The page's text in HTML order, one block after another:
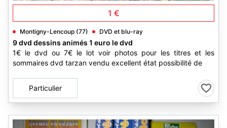
1 €
Montigny-Lencoup (77) DVD et blu-ray
9 dvd dessins animés 1 euro le dvd
1€ le dvd ou 7€ le lot voir photos pour les titres et les
sommaires dvd tarzan vendu excellent état possibilité de
Particulier